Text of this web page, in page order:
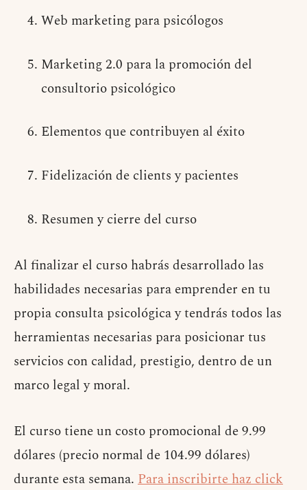
Web marketing para psicólogos
Marketing 2.0 para la promoción del
consultorio psicológico
Elementos que contribuyen al éxito
Fidelización de clients y pacientes
Resumen y cierre del curso
Al finalizar el curso habrás desarrollado las
habilidades necesarias para emprender en tu
propia consulta psicológica y tendrás todos las
herramientas necesarias para posicionar tus
servicios con calidad, prestigio, dentro de un
marco legal y moral.
El curso tiene un costo promocional de 9.99
dólares (precio normal de 104.99 dólares)
durante esta semana. Para inscribirte haz click